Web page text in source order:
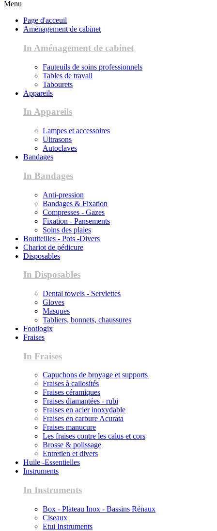
Menu
Page d'acceuil
Aménagement de cabinet
In Aménagement de cabinet
Fauteuils de soins professionnels
Tables de travail
Tabourets
Appareils
In Appareils
Lampes et accessoires
Ultrasons
Autoclaves
Bandages
In Bandages
Anti-pression
Bandages & Fixation
Compresses - Gazes
Fixation - Pansements
Soins des plaies
Bouiteilles - Pots -Divers
Chariot de pédicure
Disposables
In Disposables
Dental towels - Serviettes
Gloves
Masques
Tabliers, bonnets, chaussures
Footlogix
Fraises
In Fraises
Capuchons de broyage et supports
Fraises à callosités
Fraises céramiques
Fraises diamantées - rubi
Fraises en acier inoxydable
Fraises en carbure Acurata
Fraises manucure
Les fraises contre les calus et cors
Brosse & polissage
Entretien et divers
Huile -Essentielles
Instruments
In Instruments
Box - Plateau Inox - Bassins Rénaux
Ciseaux
Etui Instruments